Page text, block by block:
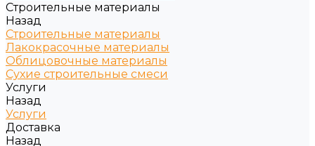
Строительные материалы
Назад
Строительные материалы
Лакокрасочные материалы
Облицовочные материалы
Сухие строительные смеси
Услуги
Назад
Услуги
Доставка
Назад